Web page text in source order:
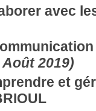
avec
2019)
et